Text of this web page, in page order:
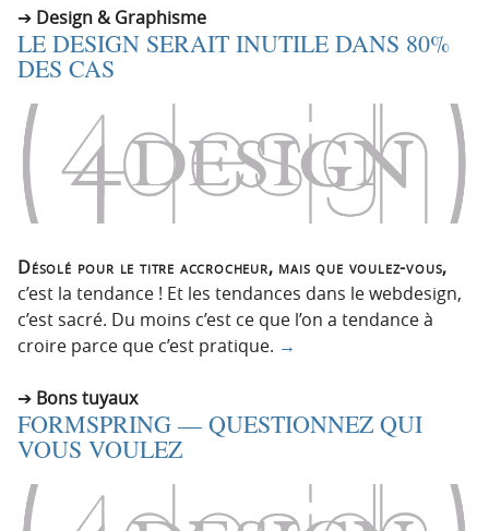
c
i
p
e
Design & Graphisme
LE DESIGN SERAIT INUTILE DANS 80%
DES CAS
Désolé pour le titre accrocheur, mais que voulez-vous,
c’est la tendance ! Et les tendances dans le webdesign,
c’est sacré. Du moins c’est ce que l’on a tendance à
croire parce que c’est pratique. →
Bons tuyaux
FORMSPRING — QUESTIONNEZ QUI
VOUS VOULEZ